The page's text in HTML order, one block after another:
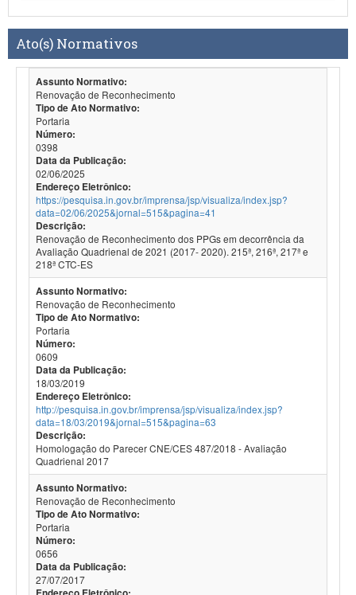
Ato(s) Normativos
Assunto Normativo:
Renovação de Reconhecimento
Tipo de Ato Normativo:
Portaria
Número:
0398
Data da Publicação:
02/06/2025
Endereço Eletrônico:
https://pesquisa.in.gov.br/imprensa/jsp/visualiza/index.jsp?
data=02/06/2025&jornal=515&pagina=41
Descrição:
Renovação de Reconhecimento dos PPGs em decorrência da
Avaliação Quadrienal de 2021 (2017- 2020). 215ª, 216ª, 217ª e
218ª CTC-ES
Assunto Normativo:
Renovação de Reconhecimento
Tipo de Ato Normativo:
Portaria
Número:
0609
Data da Publicação:
18/03/2019
Endereço Eletrônico:
http://pesquisa.in.gov.br/imprensa/jsp/visualiza/index.jsp?
data=18/03/2019&jornal=515&pagina=63
Descrição:
Homologação do Parecer CNE/CES 487/2018 - Avaliação
Quadrienal 2017
Assunto Normativo:
Renovação de Reconhecimento
Tipo de Ato Normativo:
Portaria
Número:
0656
Data da Publicação:
27/07/2017